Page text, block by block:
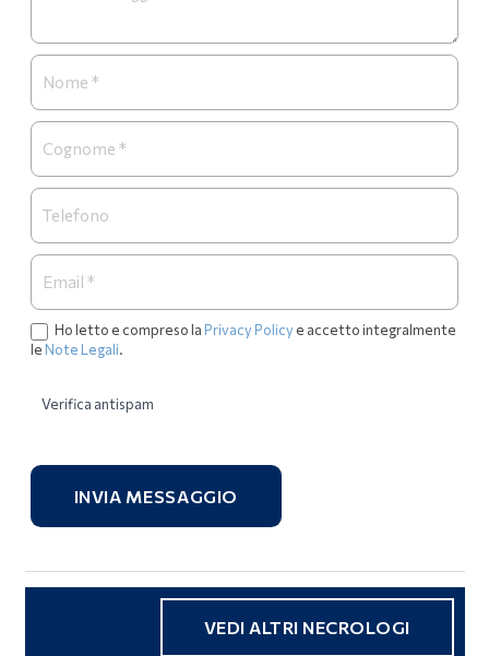
Necrologi
Ho letto e compreso la Privacy Policye accetto integralmente
le Note Legali.
Verifica antispam
INVIA MESSAGGIO
VEDI ALTRI NECROLOGI